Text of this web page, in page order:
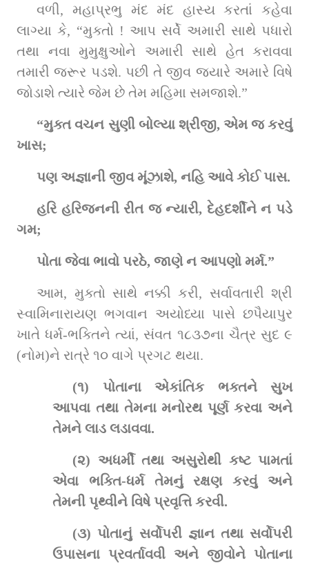
વળી, મહાપ્રભુ મંદ મંદ હાસ્ય કરતાં કહેવા
લાગ્યા કે, “મુક્તો ! આપ સર્વે અમારી સાથે પધારો
તથા નવા મુમુક્ષુઓને અમારી સાથે હેત કરાવવા
તમારી જરૂર પડશે. પછી તે જીવ જ્યારે અમારે વિષે
જોડાશે ત્યારે જેમ છે તેમ મહિમા સમજાશે.”
“મુક્ત વચન સુણી બોલ્યા શ્રીજી, એમ જ કરવું
ખાસ;
પણ અજ્ઞાની જીવ મૂંઝાશે, નહિ આવે કોઈ પાસ.
હરિ હરિજનની રીત જ ન્યારી, દેહદર્શીને ન પડે
ગમ;
પોતા જેવા ભાવો પરઠે, જાણે ન આપણો મર્મ.”
આમ, મુક્તો સાથે નક્કી કરી, સર્વાવતારી શ્રી
સ્વામિનારાયણ ભગવાન અયોધ્યા પાસે છપૈયાપુર
ખાતે ધર્મ-ભક્તિને ત્યાં, સંવત ૧૮૩૭ના ચૈત્ર સુદ ૯
(નોમ)ને રાત્રે ૧૦ વાગે પ્રગટ થયા.
(૧) પોતાના એકાંતિક ભક્તને સુખ
આપવા તથા તેમના મનોરથ પૂર્ણ કરવા અને
તેમને લાડ લડાવવા.
(૨) અધર્મી તથા અસુરોથી કષ્ટ પામતાં
એવા ભક્તિ-ધર્મ તેમનું રક્ષણ કરવું અને
તેમની પૃથ્વીને વિષે પ્રવૃત્તિ કરવી.
(૩) પોતાનું સર્વોપરી જ્ઞાન તથા સર્વોપરી
ઉપાસના પ્રવર્તાવવી અને જીવોને પોતાના